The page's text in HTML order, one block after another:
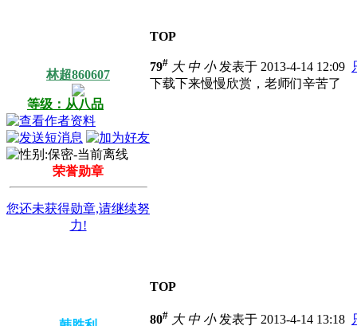
TOP
林超860607
等级：从八品
荣誉勋章
您还未获得勋章,请继续努
力!
79# 大 中 小发表于 2013-4-14 12:09
下载下来慢慢欣赏，老师们辛苦了
TOP
80# 大 中 小发表于 2013-4-14 13:18